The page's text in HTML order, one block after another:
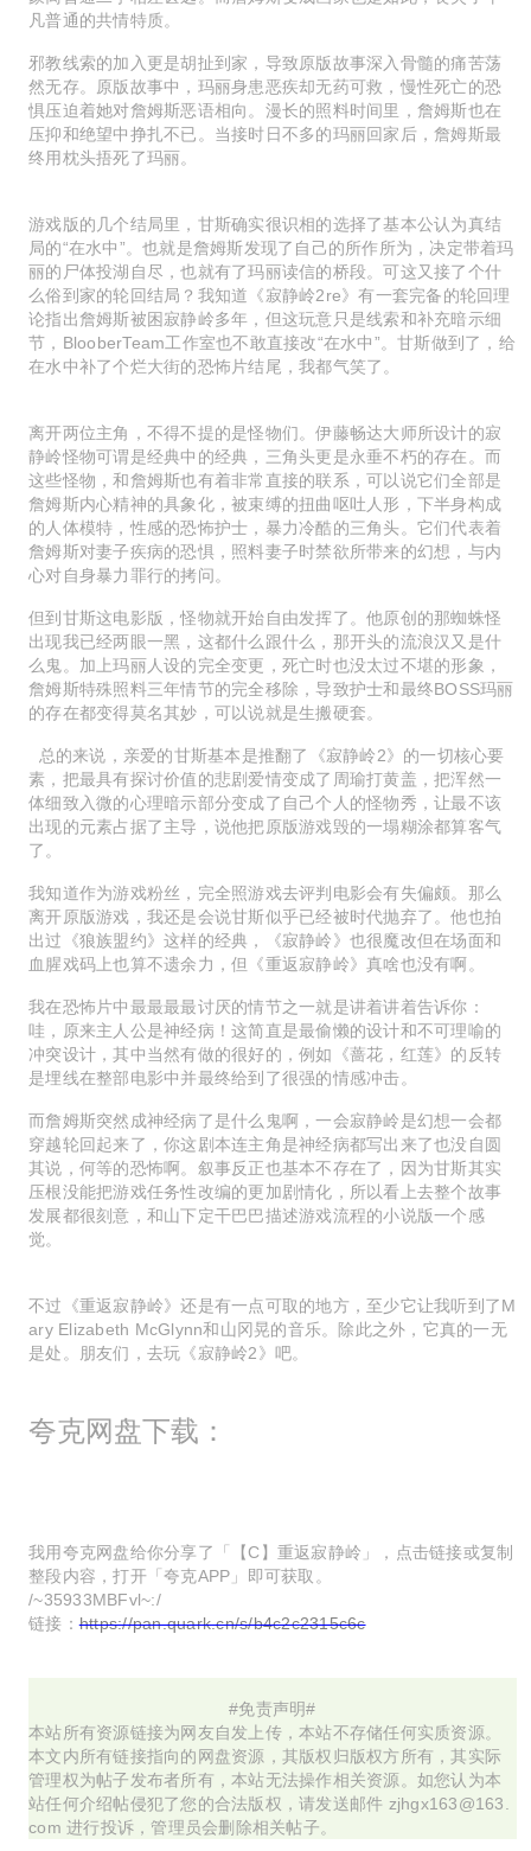
凡普通的共情特质。
邪教线索的加入更是胡扯到家，导致原版故事深入骨髓的痛苦荡
然无存。原版故事中，玛丽身患恶疾却无药可救，慢性死亡的恐
惧压迫着她对詹姆斯恶语相向。漫长的照料时间里，詹姆斯也在
压抑和绝望中挣扎不已。当接时日不多的玛丽回家后，詹姆斯最
终用枕头捂死了玛丽。
游戏版的几个结局里，甘斯确实很识相的选择了基本公认为真结
局的“在水中”。也就是詹姆斯发现了自己的所作所为，决定带着玛
丽的尸体投湖自尽，也就有了玛丽读信的桥段。可这又接了个什
么俗到家的轮回结局？我知道《寂静岭2re》有一套完备的轮回理
论指出詹姆斯被困寂静岭多年，但这玩意只是线索和补充暗示细
节，BlooberTeam工作室也不敢直接改“在水中”。甘斯做到了，给
在水中补了个烂大街的恐怖片结尾，我都气笑了。
离开两位主角，不得不提的是怪物们。伊藤畅达大师所设计的寂
静岭怪物可谓是经典中的经典，三角头更是永垂不朽的存在。而
这些怪物，和詹姆斯也有着非常直接的联系，可以说它们全部是
詹姆斯内心精神的具象化，被束缚的扭曲呕吐人形，下半身构成
的人体模特，性感的恐怖护士，暴力冷酷的三角头。它们代表着
詹姆斯对妻子疾病的恐惧，照料妻子时禁欲所带来的幻想，与内
心对自身暴力罪行的拷问。
但到甘斯这电影版，怪物就开始自由发挥了。他原创的那蜘蛛怪
出现我已经两眼一黑，这都什么跟什么，那开头的流浪汉又是什
么鬼。加上玛丽人设的完全变更，死亡时也没太过不堪的形象，
詹姆斯特殊照料三年情节的完全移除，导致护士和最终BOSS玛丽
的存在都变得莫名其妙，可以说就是生搬硬套。
总的来说，亲爱的甘斯基本是推翻了《寂静岭2》的一切核心要
素，把最具有探讨价值的悲剧爱情变成了周瑜打黄盖，把浑然一
体细致入微的心理暗示部分变成了自己个人的怪物秀，让最不该
出现的元素占据了主导，说他把原版游戏毁的一塌糊涂都算客气
了。
我知道作为游戏粉丝，完全照游戏去评判电影会有失偏颇。那么
离开原版游戏，我还是会说甘斯似乎已经被时代抛弃了。他也拍
出过《狼族盟约》这样的经典，《寂静岭》也很魔改但在场面和
血腥戏码上也算不遗余力，但《重返寂静岭》真啥也没有啊。
我在恐怖片中最最最最讨厌的情节之一就是讲着讲着告诉你：
哇，原来主人公是神经病！这简直是最偷懒的设计和不可理喻的
冲突设计，其中当然有做的很好的，例如《蔷花，红莲》的反转
是埋线在整部电影中并最终给到了很强的情感冲击。
而詹姆斯突然成神经病了是什么鬼啊，一会寂静岭是幻想一会都
穿越轮回起来了，你这剧本连主角是神经病都写出来了也没自圆
其说，何等的恐怖啊。叙事反正也基本不存在了，因为甘斯其实
压根没能把游戏任务性改编的更加剧情化，所以看上去整个故事
发展都很刻意，和山下定干巴巴描述游戏流程的小说版一个感
觉。
不过《重返寂静岭》还是有一点可取的地方，至少它让我听到了M
ary Elizabeth McGlynn和山冈晃的音乐。除此之外，它真的一无
是处。朋友们，去玩《寂静岭2》吧。
夸克网盘下载：
我用夸克网盘给你分享了「【C】重返寂静岭」，点击链接或复制
整段内容，打开「夸克APP」即可获取。
/~35933MBFvl~:/
链接：https://pan.quark.cn/s/b4c2c2315c6c
#免责声明#
本站所有资源链接为网友自发上传，本站不存储任何实质资源。
本文内所有链接指向的网盘资源，其版权归版权方所有，其实际
管理权为帖子发布者所有，本站无法操作相关资源。如您认为本
站任何介绍帖侵犯了您的合法版权，请发送邮件 zjhgx163@163.
com 进行投诉，管理员会删除相关帖子。